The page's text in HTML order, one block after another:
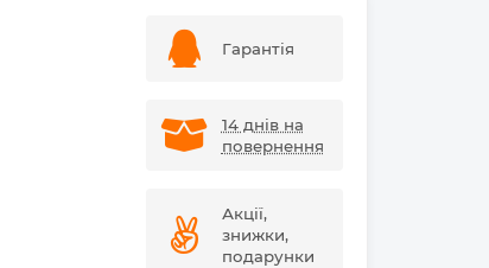
Гарантія
14 днів на
повернення
Акції,
знижки,
подарунки